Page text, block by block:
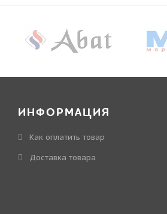
ИНФОРМАЦИЯ
Как оплатить товар
Доставка товара